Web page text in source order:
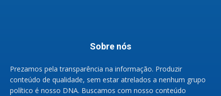
Sobre nós
Prezamos pela transparência na informação. Produzir
conteúdo de qualidade, sem estar atrelados a nenhum grupo
político é nosso DNA. Buscamos com nosso conteúdo